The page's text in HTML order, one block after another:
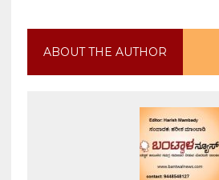
ABOUT THE AUTHOR